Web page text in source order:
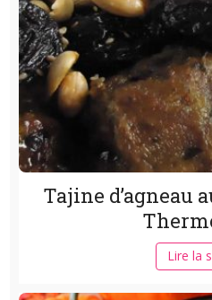
Tajine d’agneau
Lire la